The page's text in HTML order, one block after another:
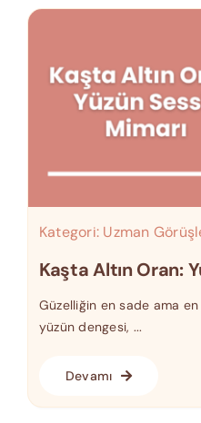
Kategori: Uzman
Kaşta Altın Oran:
Güzelliğin en sade ama en
yüzün dengesi, ...
Devamı